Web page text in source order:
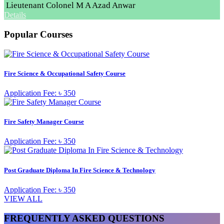
Lieutenant Colonel M A Azad Anwar
Details
Popular Courses
Fire Science & Occupational Safety Course
Application Fee: ৳ 350
Fire Safety Manager Course
Application Fee: ৳ 350
Post Graduate Diploma In Fire Science & Technology
Application Fee: ৳ 350
VIEW ALL
FREQUENTLY ASKED QUESTIONS